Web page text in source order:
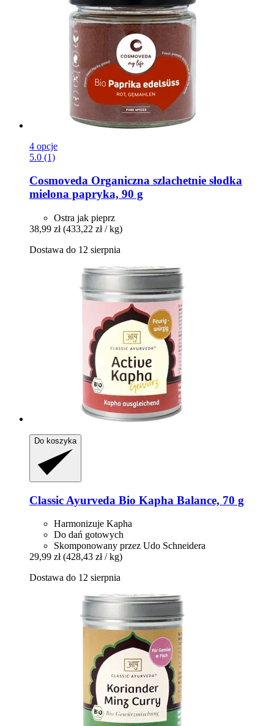
4 opcje
5.0 (1)
Cosmoveda Organiczna szlachetnie słodka
mielona papryka, 90 g
Ostra jak pieprz
38,99 zł (433,22 zł / kg)
Dostawa do 12 sierpnia
Do koszyka
Classic Ayurveda Bio Kapha Balance, 70 g
Harmonizuje Kapha
Do dań gotowych
Skomponowany przez Udo Schneidera
29,99 zł (428,43 zł / kg)
Dostawa do 12 sierpnia